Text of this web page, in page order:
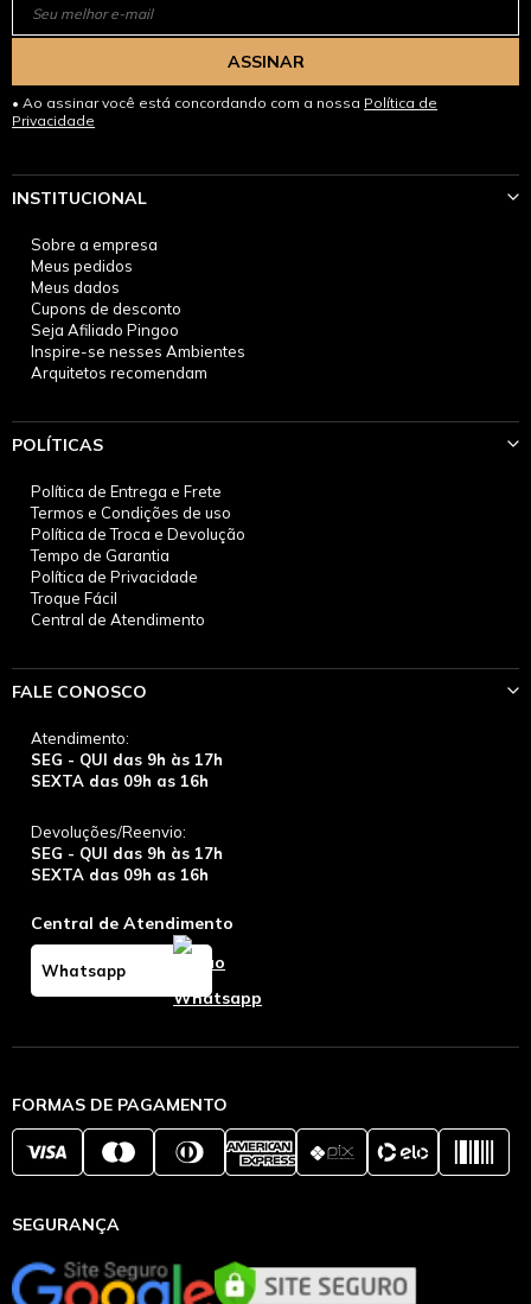
ASSINAR
Ao assinar você está concordando com a nossa Política de
Privacidade
INSTITUCIONAL
Sobre a empresa
Meus pedidos
Meus dados
Cupons de desconto
Seja Afiliado Pingoo
Inspire-se nesses Ambientes
Arquitetos recomendam
POLÍTICAS
Política de Entrega e Frete
Termos e Condições de uso
Política de Troca e Devolução
Tempo de Garantia
Política de Privacidade
Troque Fácil
Central de Atendimento
FALE CONOSCO
Atendimento:
SEG - QUI das 9h às 17h
SEXTA das 09h as 16h
Devoluções/Reenvio:
SEG - QUI das 9h às 17h
SEXTA das 09h as 16h
Central de Atendimento
Whatsapp
FORMAS DE PAGAMENTO
SEGURANÇA